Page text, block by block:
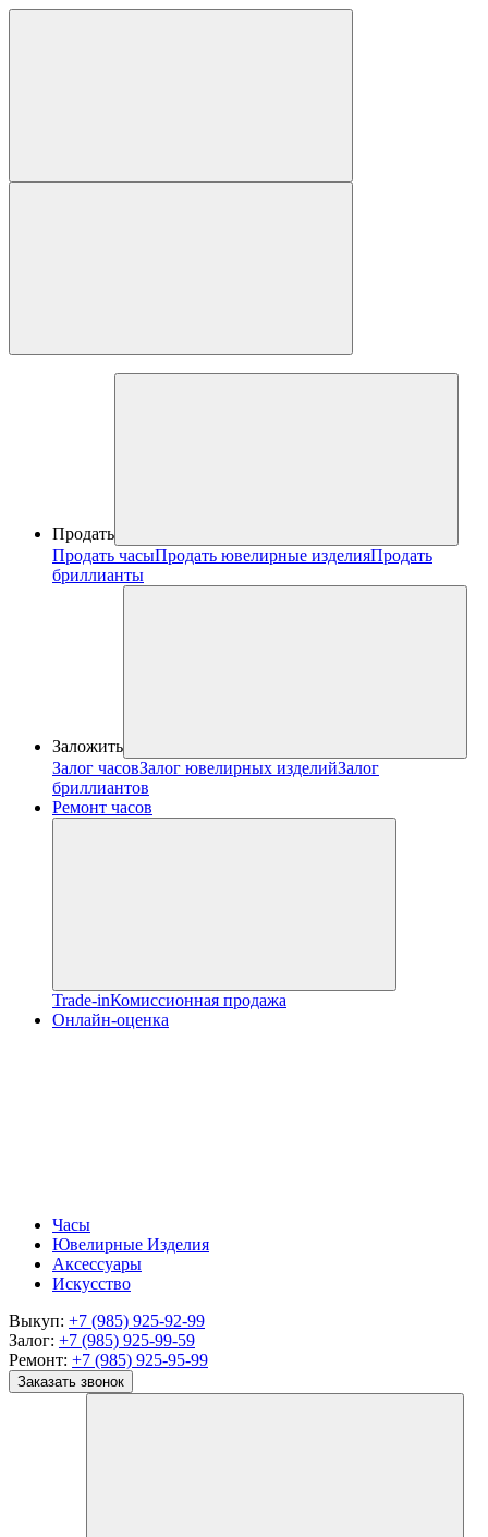
Продать
Продать часыПродать ювелирные изделияПродать
бриллианты
Заложить
Залог часовЗалог ювелирных изделийЗалог
бриллиантов
Ремонт часов
Trade-inКомиссионная продажа
Онлайн-оценка
Часы
Ювелирные Изделия
Аксессуары
Искусство
Выкуп: +7 (985) 925-92-99
Залог: +7 (985) 925-99-59
Ремонт: +7 (985) 925-95-99
Заказать звонок